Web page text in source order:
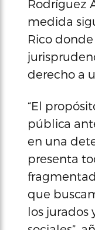
Rodríguez
medida
Rico
derecho a
“El
pública
en una
presenta
que
los jurados